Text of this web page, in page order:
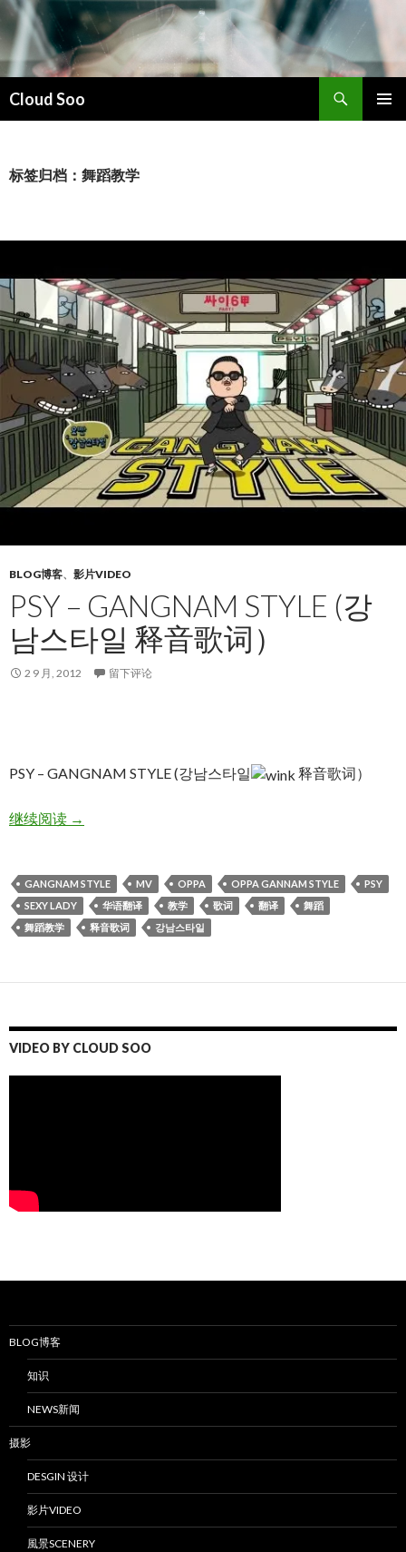
Cloud Soo
索
文
标签归档：舞蹈教学
BLOG博客、 影片VIDEO
PSY – GANGNAM STYLE (강
남스타일 释音歌词）
2 9 月, 2012 留下评论
PSY – GANGNAM STYLE (강남스타일 释音歌词）
继续阅读PSY – GANGNAM STYLE (강남스타일 释音歌词）
→
GANGNAM STYLE MV OPPA OPPA GANNAM STYLE
PSY
SEXY LADY
华语翻译 教学 歌词 翻译
舞蹈
舞蹈教学
释音歌词 강남스타일
VIDEO BY CLOUD SOO
BLOG博客
知识
NEWS新闻
摄影
DESGIN 设计
影片VIDEO
風景SCENERY